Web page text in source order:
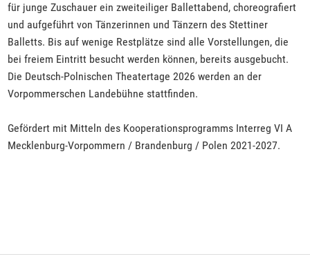
für junge Zuschauer ein zweiteiliger Ballettabend, choreografiert
und aufgeführt von Tänzerinnen und Tänzern des Stettiner
Balletts. Bis auf wenige Restplätze sind alle Vorstellungen, die
bei freiem Eintritt besucht werden können, bereits ausgebucht.
Die Deutsch-Polnischen Theatertage 2026 werden an der
Vorpommerschen Landebühne stattfinden.
Gefördert mit Mitteln des Kooperationsprogramms Interreg VI A
Mecklenburg-Vorpommern / Brandenburg / Polen 2021-2027.